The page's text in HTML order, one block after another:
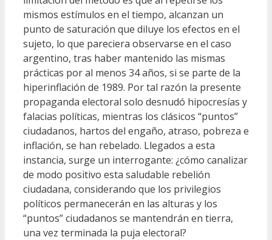
mismos estímulos en el tiempo, alcanzan un
punto de saturación que diluye los efectos en el
sujeto, lo que pareciera observarse en el caso
argentino, tras haber mantenido las mismas
prácticas por al menos 34 años, si se parte de la
hiperinflación de 1989. Por tal razón la presente
propaganda electoral solo desnudó hipocresías y
falacias políticas, mientras los clásicos “puntos”
ciudadanos, hartos del engaño, atraso, pobreza e
inflación, se han rebelado. Llegados a esta
instancia, surge un interrogante: ¿cómo canalizar
de modo positivo esta saludable rebelión
ciudadana, considerando que los privilegios
políticos permanecerán en las alturas y los
“puntos” ciudadanos se mantendrán en tierra,
una vez terminada la puja electoral?